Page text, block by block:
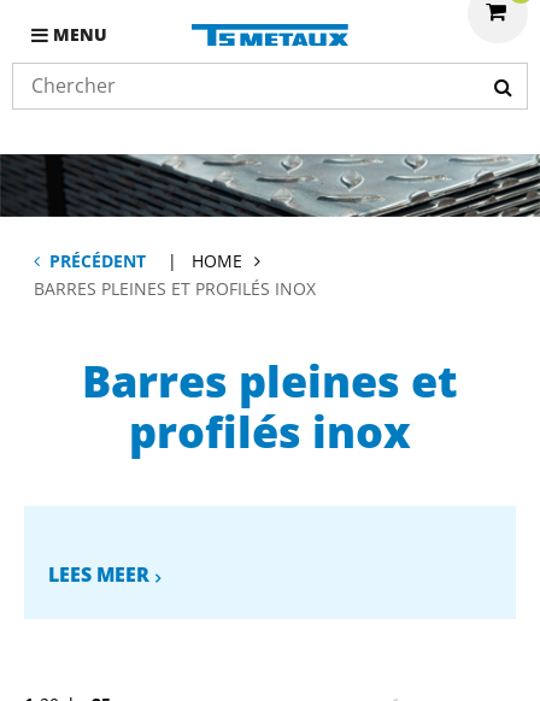
MENU
PRÉCÉDENT
HOME
BARRES PLEINES ET PROFILÉS INOX
Barres pleines et
profilés inox
LEES MEER